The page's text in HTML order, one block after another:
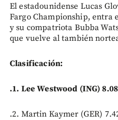
El estadounidense Lucas
Fargo Championship, entra
y su compatriota Bubba
que vuelve al también
Clasificación:
.1. Lee Westwood (ING)
.2. Martin Kaymer (GER)